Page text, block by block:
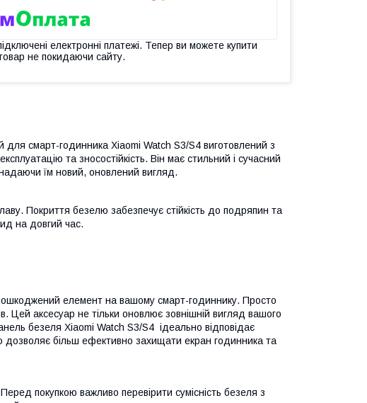
електронні платежі. Тепер ви можете купити
не покидаючи сайту.
смарт-годинника Xiaomi Watch S3/S4 виготовлений з
та зносостійкість. Він має стильний і сучасний
їм новий, оновлений вигляд.
Покриття безелю забезпечує стійкість до подряпин та
на довгий час.
елемент на вашому смарт-годиннику. Просто
Цей аксесуар не тільки оновлює зовнішній вигляд вашого
безеля Xiaomi Watch S3/S4 ідеально відповідає
дозволяє більш ефективно захищати екран годинника та
покупкою важливо перевірити сумісність безеля з